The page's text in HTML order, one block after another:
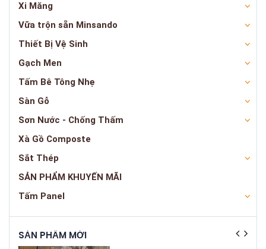
Xi Măng
Vữa trộn sẵn Minsando
Thiết Bị Vệ Sinh
Gạch Men
Tấm Bê Tông Nhẹ
Sàn Gỗ
Sơn Nước - Chống Thấm
Xà Gồ Composte
Sắt Thép
SẢN PHẨM KHUYẾN MÃI
Tấm Panel
SẢN PHẨM MỚI